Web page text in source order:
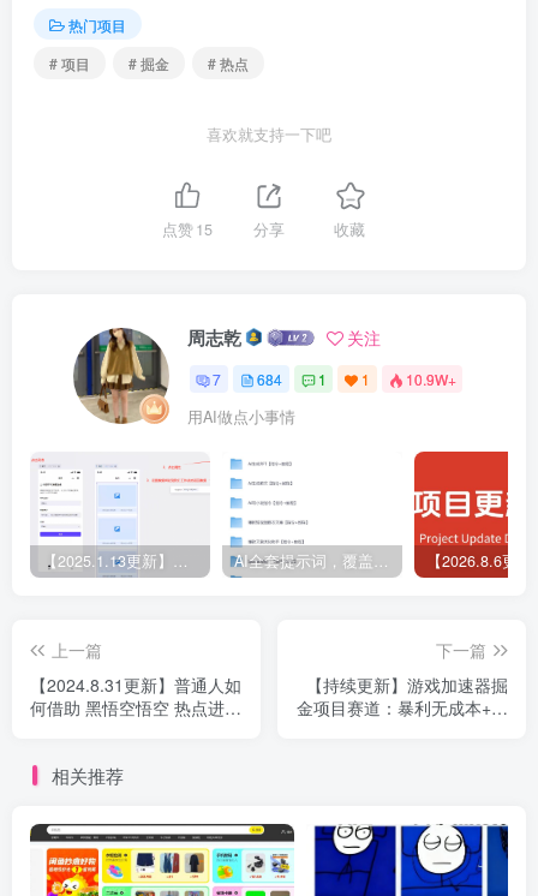
热门项目
# 项目
# 掘金 # 热点
喜欢就支持一下吧
点赞15 分享 收藏
周志乾 关注
7 684 1 1 10.9W+
用AI做点小事情
【2025.1.13更新】Coze应用实战 如何利用coze应用功能，开发一个小程序，并发布到微信 AI全套提示词，覆盖微头条、小说、短视频脚本等32+创作场景
上一篇
【2024.8.31更新】普通人如
何借助 黑悟空悟空 热点进行
下一篇
【持续更新】游戏加速器掘
金项目赛道：暴利无成本+首
相关推荐